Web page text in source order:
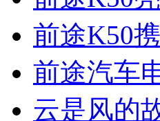
前途K50
前途汽车
云是风的